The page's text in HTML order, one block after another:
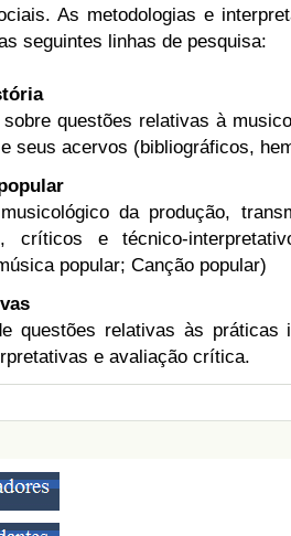
As metodologias e
seguintes linhas de pesquisa:
questões relativas à
seus acervos (bibliográficos,
da produção,
críticos e técnico-
popular; Canção popular)
questões relativas às
e avaliação crítica.